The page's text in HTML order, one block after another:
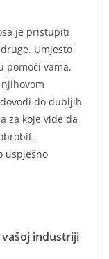
je pristupiti
Umjesto
pomoći vama,
do dubljih
za koje vide da
uspješno
industriji